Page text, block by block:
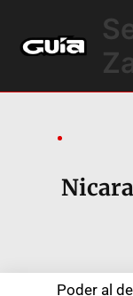
contenido
Poder al